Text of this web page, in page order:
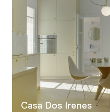
Casa Dos Irenes